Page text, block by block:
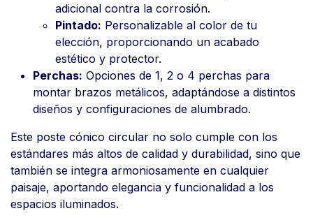
adicional contra la corrosión.
Pintado: Personalizable al color de tu
elección, proporcionando un acabado
estético y protector.
Perchas: Opciones de 1, 2 o 4 perchas para
montar brazos metálicos, adaptándose a distintos
diseños y configuraciones de alumbrado.
Este poste cónico circular no solo cumple con los
estándares más altos de calidad y durabilidad, sino que
también se integra armoniosamente en cualquier
paisaje, aportando elegancia y funcionalidad a los
espacios iluminados.